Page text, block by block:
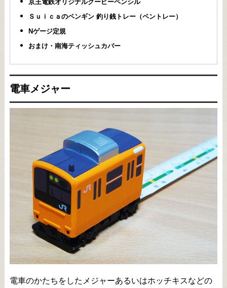
京王電鉄オリジナルクーピーペンシル
Ｓｕｉｃａのペンギン 釣り銭トレー（ペントレー）
Nゲージ定規
おまけ・南海ティッシュカバー
電車メジャー
電車のかたちをしたメジャーあるいはホッチキスなどの